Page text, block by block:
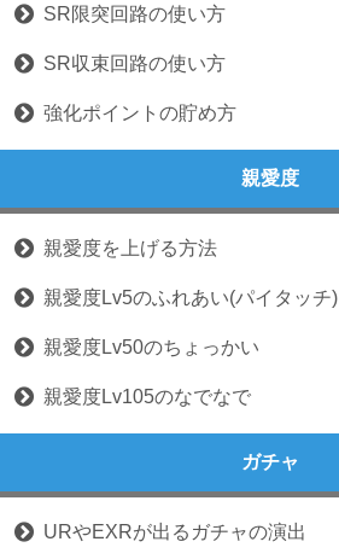
SR限突回路の使い方
SR収束回路の使い方
強化ポイントの貯め方
親愛度
親愛度を上げる方法
親愛度Lv5のふれあい(パイタッチ)
親愛度Lv50のちょっかい
親愛度Lv105のなでなで
ガチャ
URやEXRが出るガチャの演出